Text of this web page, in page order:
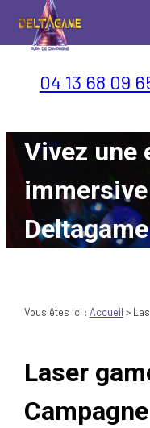
04 13 68 09
Vivez une
Deltagame
Vous êtes ici : Accueil >
Laser
Campagne
Panneau de gestion des